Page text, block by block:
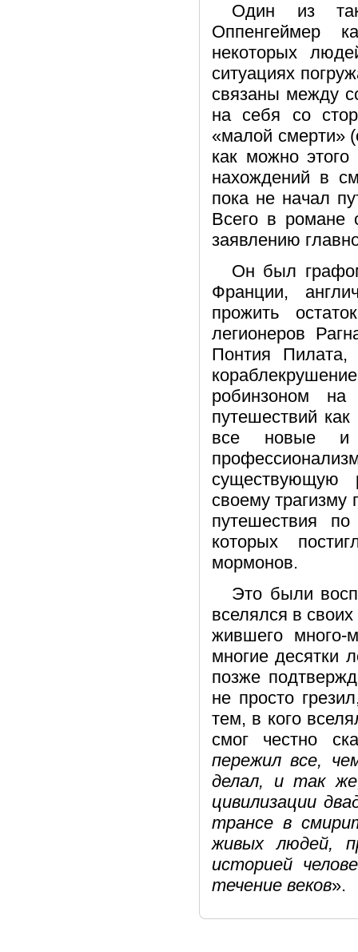
Один из
Оппенгеймер
некоторых
ситуациях
связаны между
на себя со
«малой смерти»
как можно
нахождений в
пока не начал
Всего в романе
заявлению
Он был
Франции,
прожить
легионеров
Понтия
робинзоном
путешествий
все новые и
существующую
своему
путешествия
которых
мормонов.
Это были
вселялся в
жившего много-
многие десятки
позже
не просто
тем, в кого
смог честно
пережил все,
делал, и так
цивилизации
трансе в
живых людей,
историей
течение веков».